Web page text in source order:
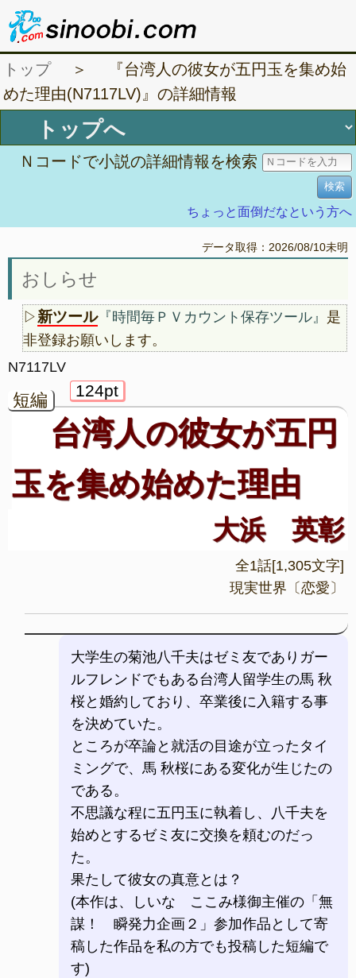
トップ＞ 『台湾人の彼女が五円玉を集め始
めた理由(N7117LV)』の詳細情報
Ｎコードで小説の詳細情報を検索
ちょっと面倒だなという方へ
データ取得：2026/08/10未明
おしらせ
▷ 新ツール『時間毎ＰＶカウント保存ツール』 是
非登録お願いします。
N7117LV
124pt
短編
台湾人の彼女が五円
玉を集め始めた理由
大浜 英彰
全1話[1,305文字]
現実世界〔恋愛〕
大学生の菊池八千夫はゼミ友でありガー
ルフレンドでもある台湾人留学生の馬 秋
桜と婚約しており、卒業後に入籍する事
を決めていた。
ところが卒論と就活の目途が立ったタイ
ミングで、馬 秋桜にある変化が生じたの
である。
不思議な程に五円玉に執着し、八千夫を
始めとするゼミ友に交換を頼むのだっ
た。
果たして彼女の真意とは？
(本作は、しいな ここみ様御主催の「無
謀！ 瞬発力企画２」参加作品として寄
稿した作品を私の方でも投稿した短編で
す)